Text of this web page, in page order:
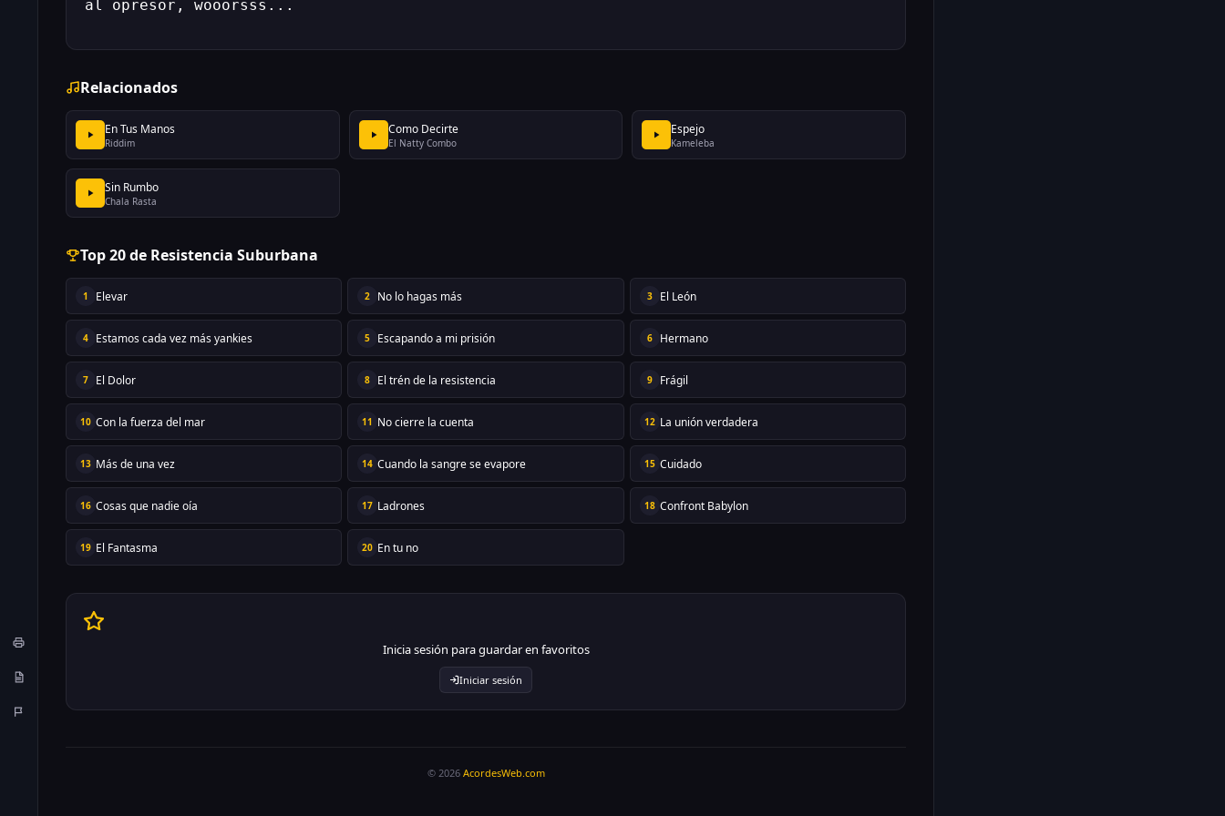
al opresor, wooorsss...
Relacionados
En Tus Manos
Riddim
Como Decirte
El Natty Combo
Espejo
Kameleba
Sin Rumbo
Chala Rasta
Top 20 de Resistencia Suburbana
1 Elevar 2 No lo hagas más 3 El León
4 Estamos cada vez más yankies 5 Escapando a mi prisión 6 Hermano
7 El Dolor 8 El trén de la resistencia 9 Frágil
10 Con la fuerza del mar 11 No cierre la cuenta 12 La unión verdadera
13 Más de una vez 14 Cuando la sangre se evapore 15 Cuidado
16 Cosas que nadie oía 17 Ladrones 18 Confront Babylon
19 El Fantasma 20 En tu no
Inicia sesión para guardar en favoritos
Iniciar sesión
© 2026 AcordesWeb.com